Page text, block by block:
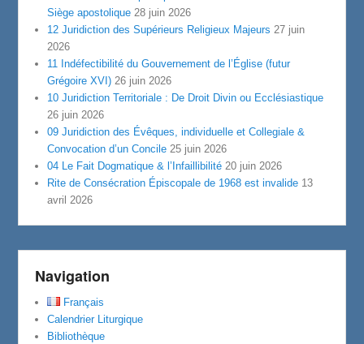
Siège apostolique 28 juin 2026
12 Juridiction des Supérieurs Religieux Majeurs 27 juin
2026
11 Indéfectibilité du Gouvernement de l’Église (futur
Grégoire XVI) 26 juin 2026
10 Juridiction Territoriale : De Droit Divin ou Ecclésiastique
26 juin 2026
09 Juridiction des Évêques, individuelle et Collegiale &
Convocation d’un Concile 25 juin 2026
04 Le Fait Dogmatique & l’Infaillibilité 20 juin 2026
Rite de Consécration Épiscopale de 1968 est invalide 13
avril 2026
Navigation
Français
Calendrier Liturgique
Bibliothèque